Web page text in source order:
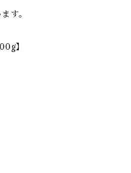
す。
】